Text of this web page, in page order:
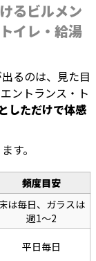
るビルメン
イレ・給湯
るのは、見た目
ントランス・ト
しただけで体感
す。
頻度目安
は毎日、ガラスは
週1〜2
平日毎日